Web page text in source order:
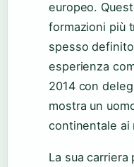
europeo.
formazioni più
spesso
esperienza
2014 con
mostra un
continentale ai
La sua